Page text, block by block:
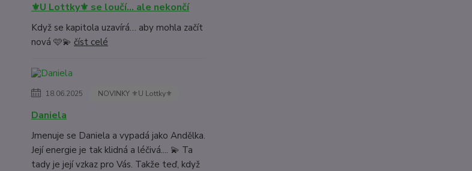
⚜️U Lottky⚜️ se loučí… ale nekončí
Když se kapitola uzavírá… aby mohla začít
nová 🩷💫 číst celé
18.06.2025 NOVINKY ⚜️U Lottky⚜️
Daniela
Jmenuje se Daniela a vypadá jako Andělka.
Její energie je tak klidná a léčivá.... 💫 Ta
tady je její vzkaz pro Vás. Takže teď, když